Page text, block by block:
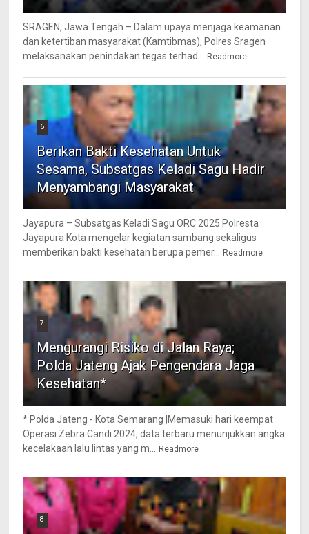
SRAGEN, Jawa Tengah – Dalam upaya menjaga keamanan
dan ketertiban masyarakat (Kamtibmas), Polres Sragen
melaksanakan penindakan tegas terhad...
Readmore
6
Berikan Bakti Kesehatan Untuk
Sesama, Subsatgas Keladi Sagu Hadir
Menyambangi Masyarakat
Jayapura – Subsatgas Keladi Sagu ORC 2025 Polresta
Jayapura Kota mengelar kegiatan sambang sekaligus
memberikan bakti kesehatan berupa pemer...
Readmore
7
Mengurangi Risiko di Jalan Raya;
Polda Jateng Ajak Pengendara Jaga
Kesehatan*
* Polda Jateng - Kota Semarang |Memasuki hari keempat
Operasi Zebra Candi 2024, data terbaru menunjukkan angka
kecelakaan lalu lintas yang m...
Readmore
8